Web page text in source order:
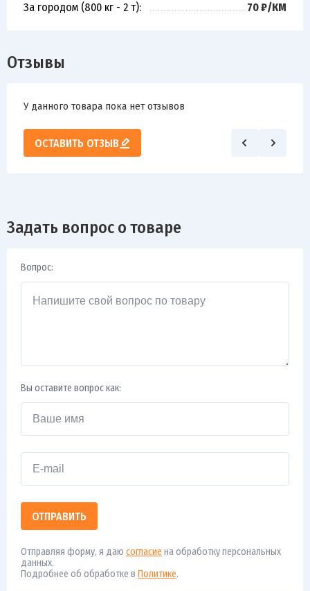
За городом (800 кг - 2 т): 70 ₽/КМ
Отзывы
У данного товара пока нет отзывов
ОСТАВИТЬ ОТЗЫВ
Задать вопрос о товаре
Вопрос:
Вы оставите вопрос как:
ОТПРАВИТЬ
Отправляя форму, я даю согласие на обработку персональных
данных.
Подробнее об обработке в Политике.